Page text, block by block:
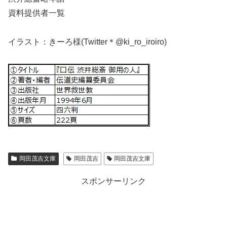
資料提供者一覧
イラスト：きーろ様(Twitter＊@ki_ro_iroiro)
岡田茂吉文庫 岡田茂吉 岡田茂吉文庫
スポンサーリンク